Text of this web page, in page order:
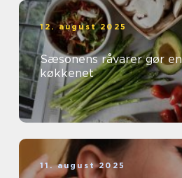
12. august 2025
Sæsonens råvarer gør
køkkenet
11. august 2025